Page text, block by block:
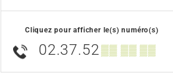
Cliquez pour afficher le(s) numéro(s)
02.37.52 ▒▒ ▒▒ ▒▒